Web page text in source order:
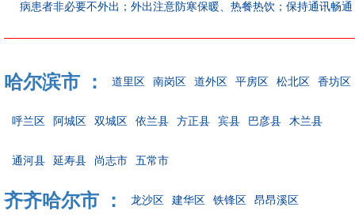
病患者非必要不外出；外出注意防寒保暖、热餐热饮；保持通讯畅
哈尔滨市 ： 道里区 南岗区 道外区 平房区 松北区 香坊区
呼兰区 阿城区 双城区 依兰县 方正县 宾县 巴彦县 木兰县
通河县 延寿县 尚志市 五常市
齐齐哈尔市 ： 龙沙区 建华区 铁锋区 昂昂溪区